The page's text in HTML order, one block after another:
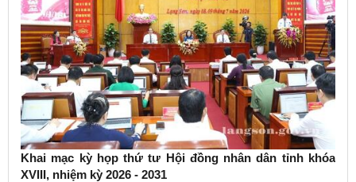
Khai mạc kỳ họp thứ tư Hội đồng nhân dân tỉnh khóa
XVIII, nhiệm kỳ 2026 - 2031